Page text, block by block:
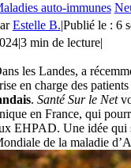
auto-immunes
Estelle B.|Publié le : 6
|3 min de lecture|
les Landes, a
en charge des
. Santé Sur le Net
en France, qui
EHPAD. Une idée qui
de la maladie